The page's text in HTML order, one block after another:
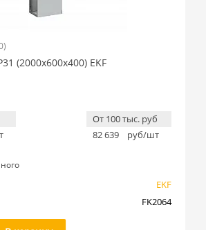
(2000x600x400) EKF
От 100 тыс. руб
82 639
руб/шт
EKF
FK2064